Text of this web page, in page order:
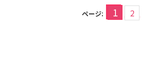
ページ: 1 2